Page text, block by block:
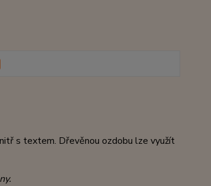
s textem. Dřevěnou ozdobu lze využít